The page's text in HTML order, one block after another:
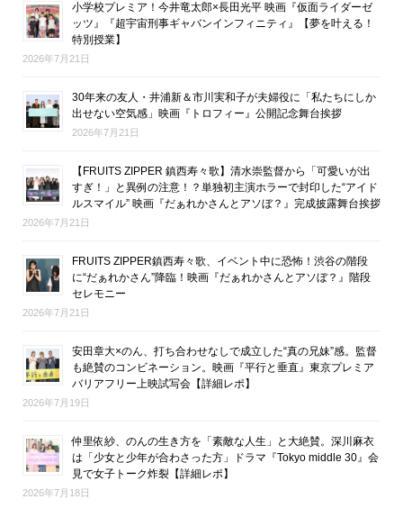
小学校プレミア！今井竜太郎×長田光平 映画『仮面ライダーゼ
ッツ』『超宇宙刑事ギャバンインフィニティ』【夢を叶える！
特別授業】
2026年7月21日
30年来の友人・井浦新＆市川実和子が夫婦役に「私たちにしか
出せない空気感」映画『トロフィー』公開記念舞台挨拶
2026年7月21日
【FRUITS ZIPPER 鎮西寿々歌】清水崇監督から「可愛いが出
すぎ！」と異例の注意！？単独初主演ホラーで封印した“アイド
ルスマイル” 映画『だぁれかさんとアソぼ？』完成披露舞台挨拶
2026年7月21日
FRUITS ZIPPER鎮西寿々歌、イベント中に恐怖！渋谷の階段
に“だぁれかさん”降臨！映画『だぁれかさんとアソぼ？』階段
セレモニー
2026年7月21日
安田章大×のん、打ち合わせなしで成立した“真の兄妹”感。監督
も絶賛のコンビネーション。映画『平行と垂直』東京プレミア
バリアフリー上映試写会【詳細レポ】
2026年7月19日
仲里依紗、のんの生き方を「素敵な人生」と大絶賛。深川麻衣
は「少女と少年が合わさった方」ドラマ『Tokyo middle 30』会
見で女子トーク炸裂【詳細レポ】
2026年7月18日